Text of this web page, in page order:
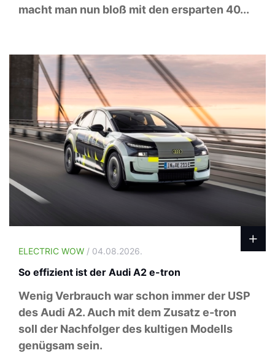
macht man nun bloß mit den ersparten 40...
ELECTRIC WOW / 04.08.2026.
So effizient ist der Audi A2 e-tron
Wenig Verbrauch war schon immer der USP
des Audi A2. Auch mit dem Zusatz e-tron
soll der Nachfolger des kultigen Modells
genügsam sein.